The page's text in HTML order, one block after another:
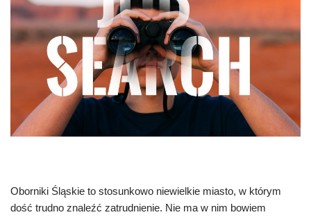
Oborniki Śląskie to stosunkowo niewielkie miasto, w którym
dość trudno znaleźć zatrudnienie. Nie ma w nim bowiem